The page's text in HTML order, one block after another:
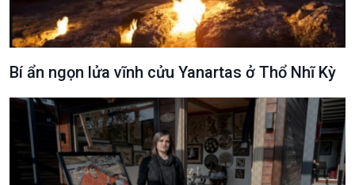
Bí ẩn ngọn lửa vĩnh cửu Yanartas ở Thổ Nhĩ Kỳ